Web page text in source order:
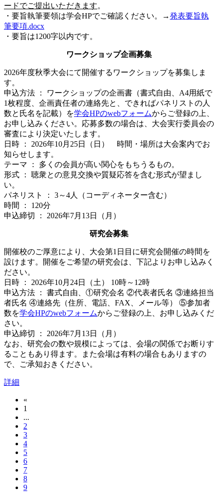
ードでご提出いただきます。
・要旨執筆要領は学会HPでご確認ください。→発表要旨執
筆要項.docx
・要旨は1200字以内です。
ワークショップ企画募集
2026年度秋季大会にて開催するワークショップを募集しま
す。
申込方法 ： ワークショップの企画書（書式自由、A4用紙で
1枚程度、企画責任者の連絡先と、できればパネリストの人
数と氏名を記載）を学会HPのwebフォームからご登録の上、
お申し込みください。応募多数の場合は、大会実行委員会の
審査により決定いたします。
日時 ： 2026年10月25日（日） 時間・場所は大会案内でお
知らせします。
テーマ ： 多くの会員が高い関心をもちうるもの。
形式 ： 聴衆との意見交換や質疑応答を含む形式が望まし
い。
パネリスト ： 3～4人（コーディネーター含む）
時間 ： 120分
申込締切 ： 2026年7月13日（月）
研究会募集
開催校のご厚意により、大会第1日目に研究会開催の時間を
設けます。開催をご希望の研究会は、下記よりお申し込みく
ださい。
日時 ： 2026年10月24日（土） 10時～12時
申込方法 ： 書式自由、①研究会名 ②代表者氏名 ③連絡担当
者氏名 ④連絡先（住所、電話、FAX、メール等） ⑤参加者
数を学会HPのwebフォームからご登録の上、お申し込みくだ
さい。
申込締切 ： 2026年7月13日（月）
なお、研究会の数や規模によっては、会場の関係でお断りす
ることもあり得ます。また会場は有料の場合もありますの
で、ご承知おきください。
詳細
«
1
...
2
3
4
5
6
7
8
9